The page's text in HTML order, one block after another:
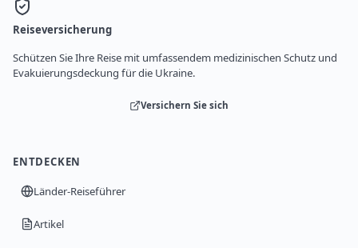
Reiseversicherung
Schützen Sie Ihre Reise mit umfassendem medizinischen Schutz und
Evakuierungsdeckung für die Ukraine.
Versichern Sie sich
ENTDECKEN
Länder-Reiseführer
Artikel